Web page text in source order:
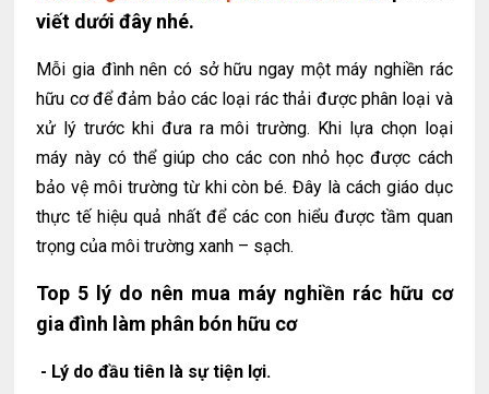
viết dưới đây nhé.
Mỗi gia đình nên có sở hữu ngay một máy nghiền rác
hữu cơ để đảm bảo các loại rác thải được phân loại và
xử lý trước khi đưa ra môi trường. Khi lựa chọn loại
máy này có thể giúp cho các con nhỏ học được cách
bảo vệ môi trường từ khi còn bé. Đây là cách giáo dục
thực tế hiệu quả nhất để các con hiểu được tầm quan
trọng của môi trường xanh – sạch.
Top 5 lý do nên mua máy nghiền rác hữu cơ
gia đình làm phân bón hữu cơ
- Lý do đầu tiên là sự tiện lợi.